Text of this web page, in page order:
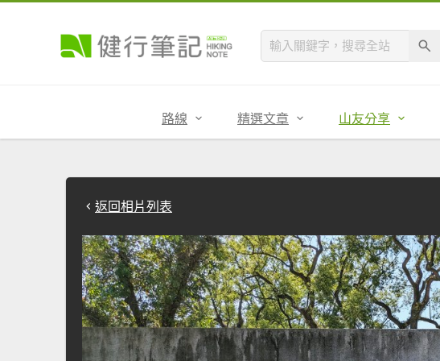
路線 精選文章 山友分享
返回相片列表